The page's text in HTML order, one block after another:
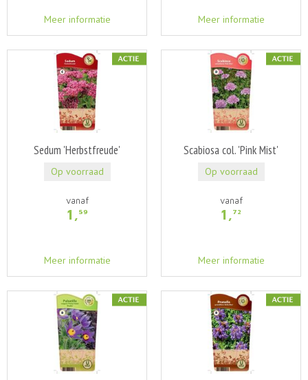
Meer informatie Meer informatie
Sedum 'Herbstfreude'
vanaf
1 ,59
Meer informatie
Op voorraad
Scabiosa col. 'Pink Mist'
vanaf
1 ,72
Meer informatie
Op voorraad